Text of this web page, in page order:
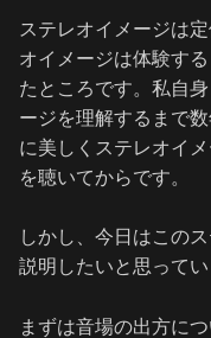
ステレオイメージは
オイメージは体験す
たところです。私自
ージを理解するまで
に美しくステレオイ
を聴いてからです。
しかし、今日はこの
説明したいと思ってい
まずは音場の出方に